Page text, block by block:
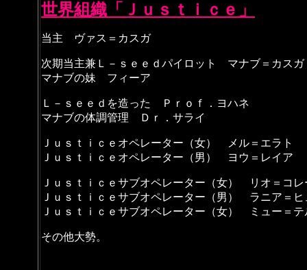
世界組織「Ｊｕｓｔｉｃｅ」
当主 ヴァス＝カスガ
次期当主兼Ｌ－ｓｅｅｄパイロット マナブ＝カスガ
マナブの妹 フィーア
Ｌ－ｓｅｅｄを造った Ｐｒｏｆ．ヨハネ
マナブの体調管理 Ｄｒ．サライ
Ｊｕｓｔｉｃｅオペレーター（女） メル＝エラト
Ｊｕｓｔｉｃｅオペレーター（男） ヨウ＝レイア
Ｊｕｓｔｉｃｅサブオペレーター（女） リオ＝コレ
Ｊｕｓｔｉｃｅサブオペレーター（男） ラニア＝ヒ
Ｊｕｓｔｉｃｅサブオペレーター（女） ミュー＝テ
その他大勢。